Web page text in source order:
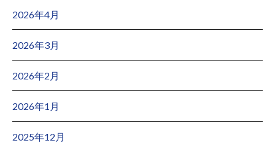
2026年4月
2026年3月
2026年2月
2026年1月
2025年12月